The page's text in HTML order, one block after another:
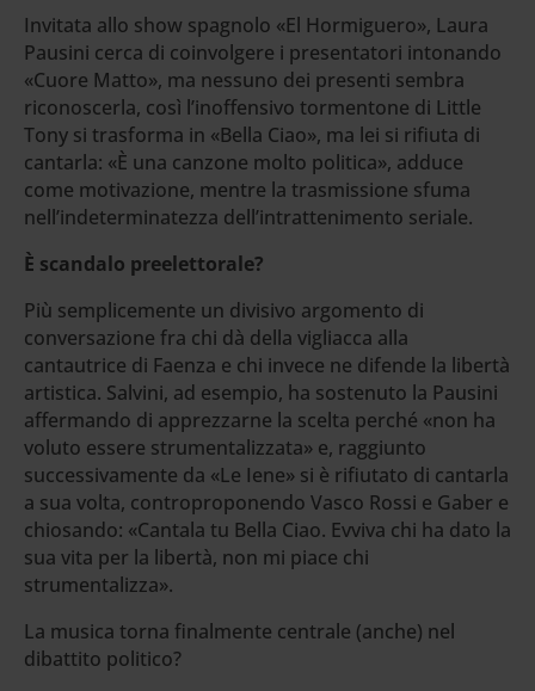
Invitata allo show spagnolo «El Hormiguero», Laura
Pausini cerca di coinvolgere i presentatori intonando
«Cuore Matto», ma nessuno dei presenti sembra
riconoscerla, così l’inoffensivo tormentone di Little
Tony si trasforma in «Bella Ciao», ma lei si rifiuta di
cantarla: «È una canzone molto politica», adduce
come motivazione, mentre la trasmissione sfuma
nell’indeterminatezza dell’intrattenimento seriale.
È scandalo preelettorale?
Più semplicemente un divisivo argomento di
conversazione fra chi dà della vigliacca alla
cantautrice di Faenza e chi invece ne difende la libertà
artistica. Salvini, ad esempio, ha sostenuto la Pausini
affermando di apprezzarne la scelta perché «non ha
voluto essere strumentalizzata» e, raggiunto
successivamente da «Le Iene» si è rifiutato di cantarla
a sua volta, controproponendo Vasco Rossi e Gaber e
chiosando: «Cantala tu Bella Ciao. Evviva chi ha dato la
sua vita per la libertà, non mi piace chi
strumentalizza».
La musica torna finalmente centrale (anche) nel
dibattito politico?